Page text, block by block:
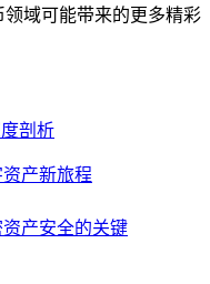
域可能带来的更多精彩
剖析
资产新旅程
资产安全的关键